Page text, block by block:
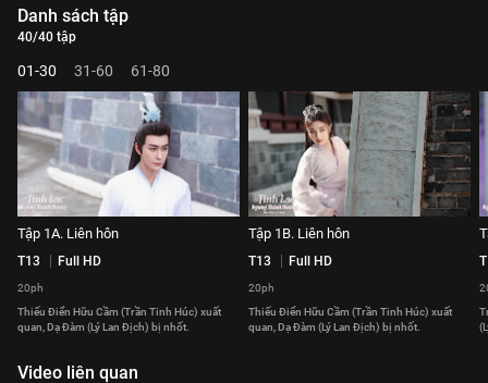
Danh sách tập
40/40 tập
01-30 31-60 61-80
Tập 1A. Liên hôn
T13 Full HD
20ph
Thiếu Điển Hữu Cầm (Trần Tinh Húc) xuất
quan, Dạ Đàm (Lý Lan Địch) bị nhốt.
Tập 1B. Liên hôn
T13 Full HD
20ph
Thiếu Điển Hữu Cầm (Trần Tinh Húc) xuất
quan, Dạ Đàm (Lý Lan Địch) bị nhốt.
Video liên quan